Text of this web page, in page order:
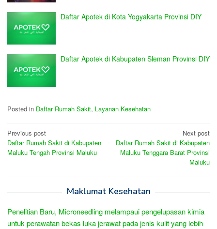
Daftar Apotek di Kota Yogyakarta Provinsi DIY
Daftar Apotek di Kabupaten Sleman Provinsi DIY
Posted in Daftar Rumah Sakit, Layanan Kesehatan
Post
navigation
Previous post
Daftar Rumah Sakit di Kabupaten
Maluku Tengah Provinsi Maluku
Next post
Daftar Rumah Sakit di Kabupaten
Maluku Tenggara Barat Provinsi
Maluku
Maklumat Kesehatan
Penelitian Baru, Microneedling melampaui pengelupasan kimia
untuk perawatan bekas luka jerawat pada jenis kulit yang lebih